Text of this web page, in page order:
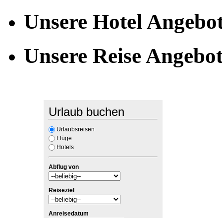
Unsere Hotel
Unsere Reise
Urlaub buchen
Urlaubsreisen
Flüge
Hotels
Abflug von
Reiseziel
Anreisedatum